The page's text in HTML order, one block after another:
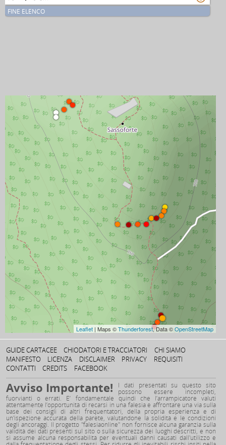
Leaflet | Maps ©Thunderforest, Data ©OpenStreetMap
FINE ELENCO
GUIDE CARTACEE CHIODATORI E TRACCIATORI
CHI SIAMO
MANIFESTO
LICENZA DISCLAIMER PRIVACY
REQUISITI
CONTATTI
CREDITS FACEBOOK
Avviso Importante! I dati presentati su questo sito
possono essere incompleti,
fuorvianti o errati. E’ fondamentale quindi che l’arrampicatore valuti
attentamente l’opportunità di recarsi in una falesia e affrontare una via sulla
base dei consigli di altri frequentatori, della propria esperienza e di
un'ispezione accurata della parete, valutandone la solidità e le condizioni
degli ancoraggi. Il progetto "falesiaonline" non fornisce alcuna garanzia sulla
validità dei dati presenti sul sito o sulla sicurezza dei luoghi descritti, e non
si assume alcuna responsabilità per eventuali danni causati dall'utilizzo e